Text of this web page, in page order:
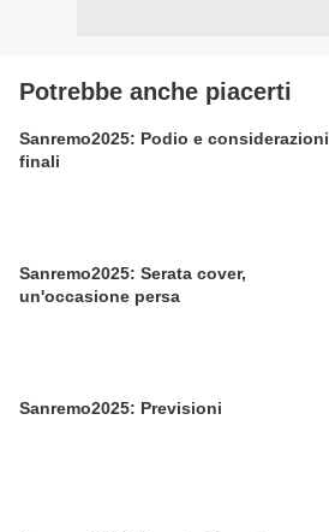
Potrebbe anche piacerti
Sanremo2025: Podio e considerazioni
finali
Sanremo2025: Serata cover,
un'occasione persa
Sanremo2025: Previsioni